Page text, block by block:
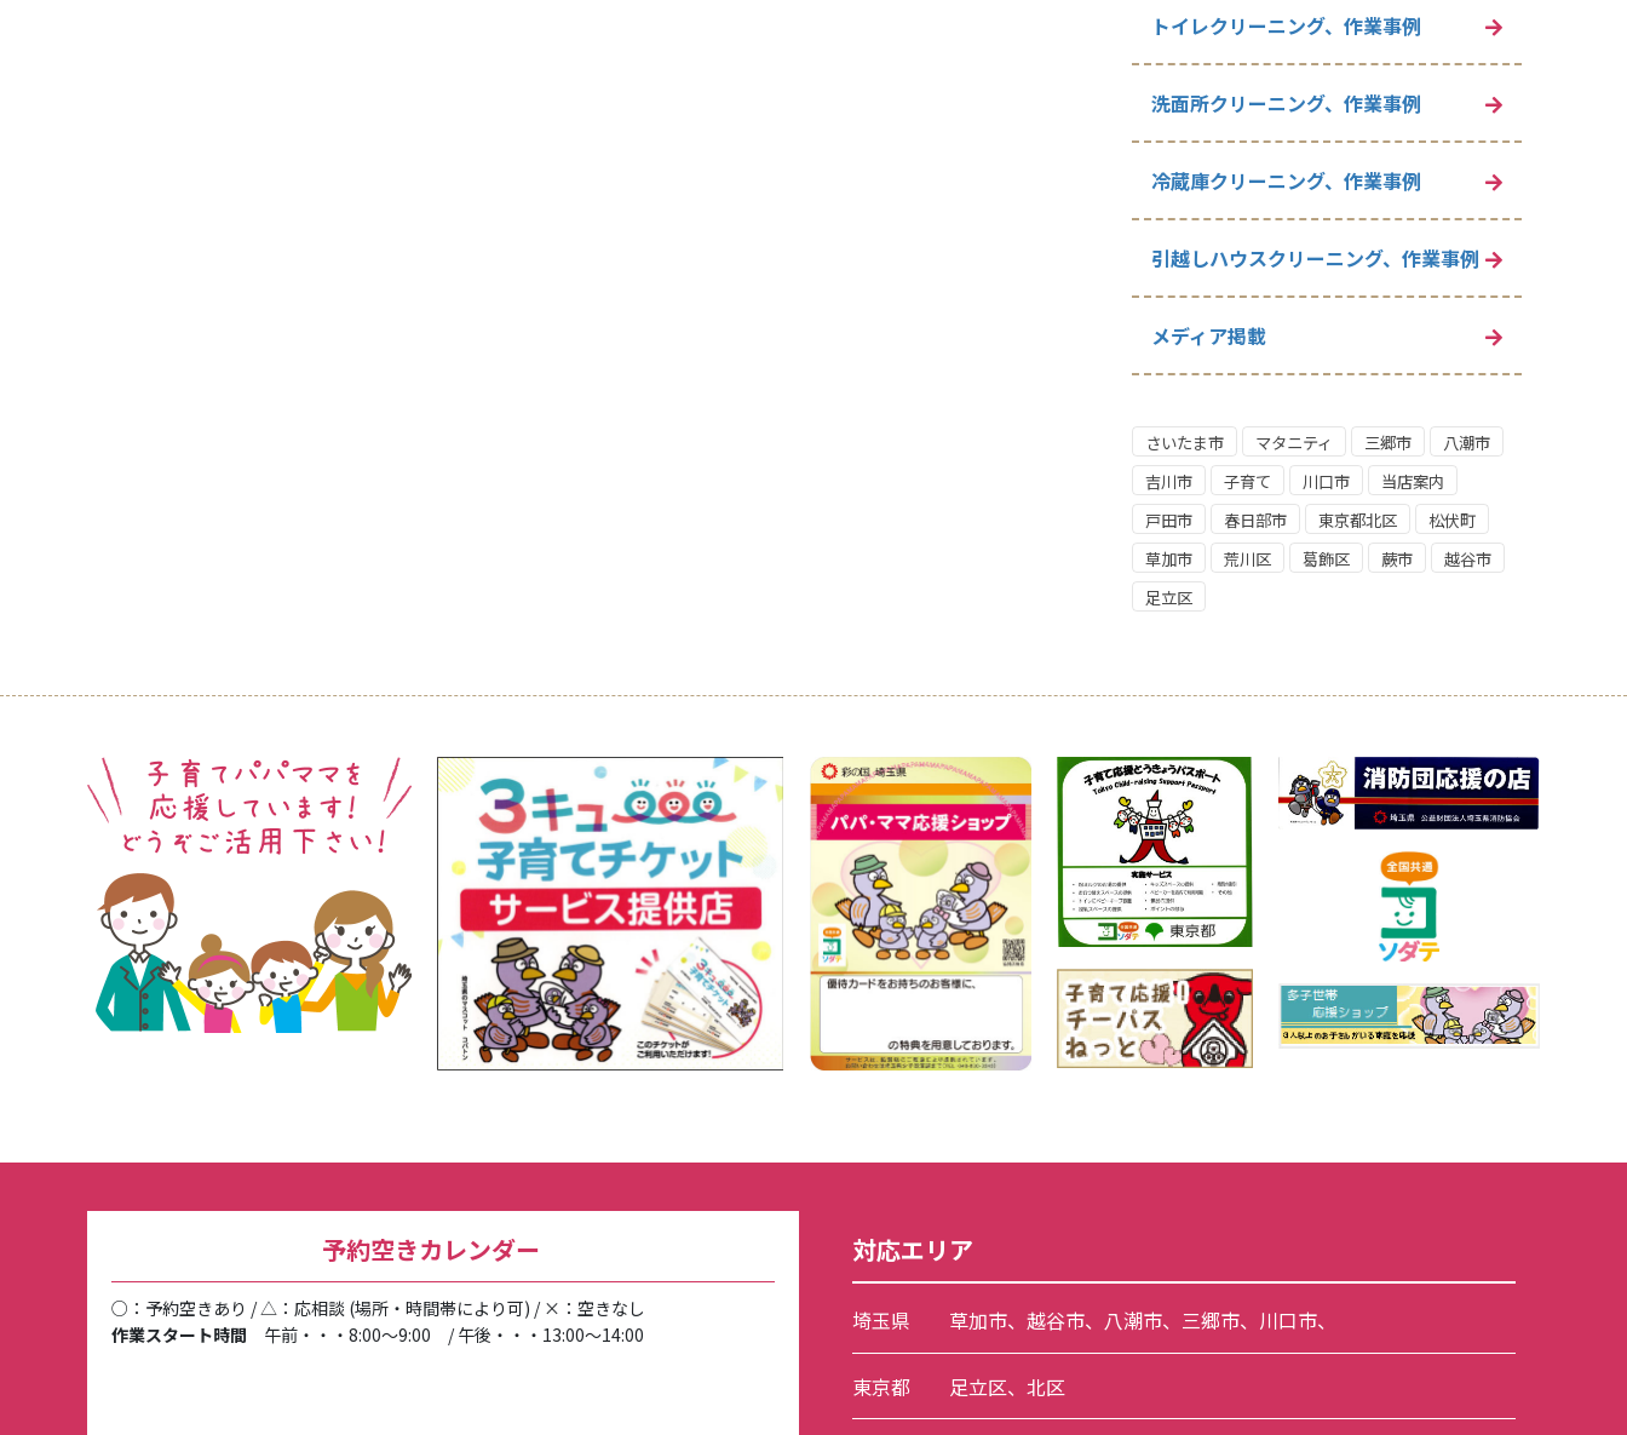
トイレクリーニング、作業事例
洗面所クリーニング、作業事例
冷蔵庫クリーニング、作業事例
引越しハウスクリーニング、作業事例
メディア掲載
さいたま市 マタニティ 三郷市
八潮市
吉川市
子育て 川口市
当店案内
戸田市
春日部市 東京都北区
松伏町
草加市
荒川区 葛飾区 蕨市
越谷市
足立区
予約空きカレンダー
○：予約空きあり / △：応相談 (場所・時間帯により可) / ×：空きなし
作業スタート時間 午前・・・8:00～9:00 / 午後・・・13:00～14:00
対応エリア
埼玉県 草加市、 越谷市、 八潮市、 三郷市、 川口市、
東京都 足立区、 北区